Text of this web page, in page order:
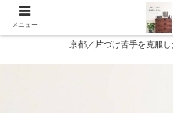
京都／片づけ苦手を克服
メニュー